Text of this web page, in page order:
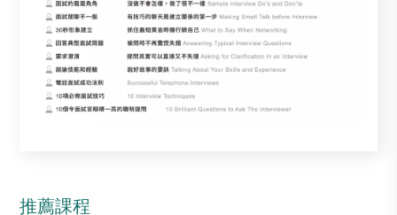
推薦課程